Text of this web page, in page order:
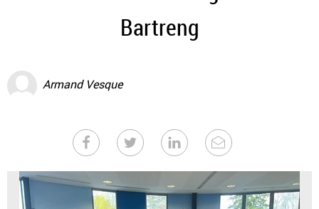
Bartreng
Armand Vesque